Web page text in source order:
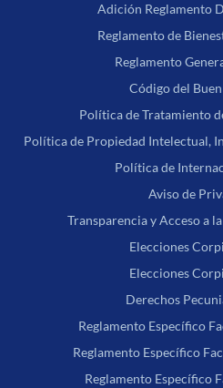
Adición Reglamento
Reglamento de
Reglamento
Código del
Política de Tratamiento
Política de Propiedad Intelectual,
Política de
Aviso de
Transparencia y Acceso a
Elecciones
Elecciones
Derechos
Reglamento Específico
Reglamento Específico
Reglamento Específico